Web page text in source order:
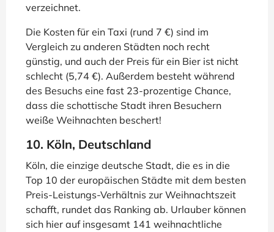
verzeichnet.
Die Kosten für ein Taxi (rund 7 €) sind im
Vergleich zu anderen Städten noch recht
günstig, und auch der Preis für ein Bier ist nicht
schlecht (5,74 €). Außerdem besteht während
des Besuchs eine fast 23-prozentige Chance,
dass die schottische Stadt ihren Besuchern
weiße Weihnachten beschert!
10. Köln, Deutschland
Köln, die einzige deutsche Stadt, die es in die
Top 10 der europäischen Städte mit dem besten
Preis-Leistungs-Verhältnis zur Weihnachtszeit
schafft, rundet das Ranking ab. Urlauber können
sich hier auf insgesamt 141 weihnachtliche